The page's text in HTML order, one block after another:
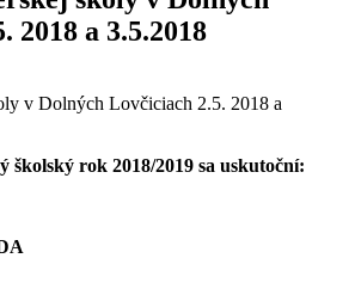
2018 a 3.5.2018
v Dolných Lovčiciach 2.5. 2018 a
školský rok 2018/2019 sa uskutoční: